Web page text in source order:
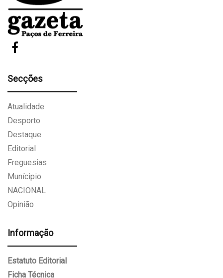
Secções
Atualidade
Desporto
Destaque
Editorial
Freguesias
Munícipio
NACIONAL
Opinião
Informação
Estatuto Editorial
Ficha Técnica